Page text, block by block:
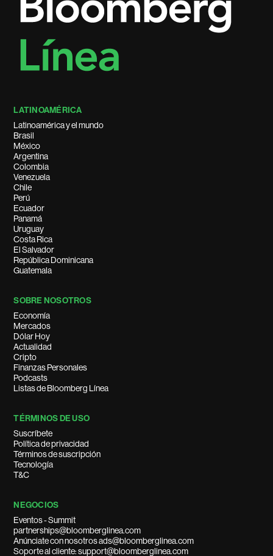
LATINOAMÉRICA
Latinoamérica y el mundo
Brasil
México
Argentina
Colombia
Venezuela
Chile
Perú
Ecuador
Panamá
Uruguay
Costa Rica
El Salvador
República Dominicana
Guatemala
SOBRE NOSOTROS
Economía
Mercados
Dólar Hoy
Actualidad
Cripto
Finanzas Personales
Podcasts
Listas de Bloomberg Línea
TÉRMINOS DE USO
Suscríbete
Política de privacidad
Términos de suscripción
Tecnología
T&C
NEGOCIOS
Eventos - Summit
partnerships@bloomberglinea.com
Anúnciate con nosotros ads@bloomberglinea.com
Soporte al cliente: support@bloomberglinea.com